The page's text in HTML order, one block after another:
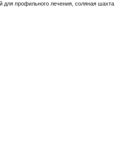
для профильного лечения, соляная шахта